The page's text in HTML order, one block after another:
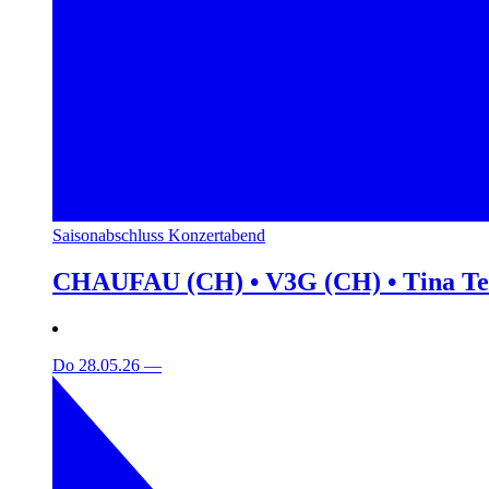
Saisonabschluss Konzertabend
CHAUFAU (CH) • V3G (CH) • Tina
Do 28.05.26 —